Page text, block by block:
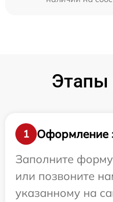
Этапы
1
Оформление
Заполните
или позвоните
указанному на